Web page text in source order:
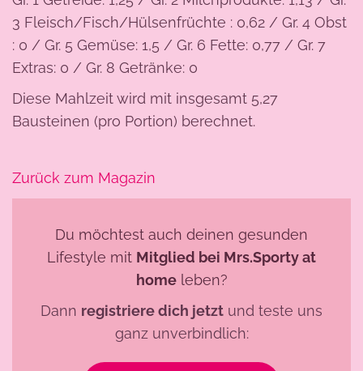
3 Fleisch/Fisch/Hülsenfrüchte : 0,62 / Gr. 4 Obst
: 0 / Gr. 5 Gemüse: 1,5 / Gr. 6 Fette: 0,77 / Gr. 7
Extras: 0 / Gr. 8 Getränke: 0
Diese Mahlzeit wird mit insgesamt 5,27
Bausteinen (pro Portion) berechnet.
Zurück zum Magazin
Du möchtest auch deinen gesunden
Lifestyle mit Mitglied bei Mrs.Sporty at
homeleben?
Dann registriere dich jetzt und teste uns
ganz unverbindlich: